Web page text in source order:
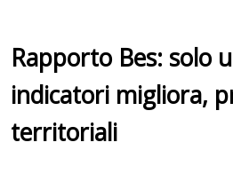
Rapporto Bes: solo
indicatori migliora,
territoriali